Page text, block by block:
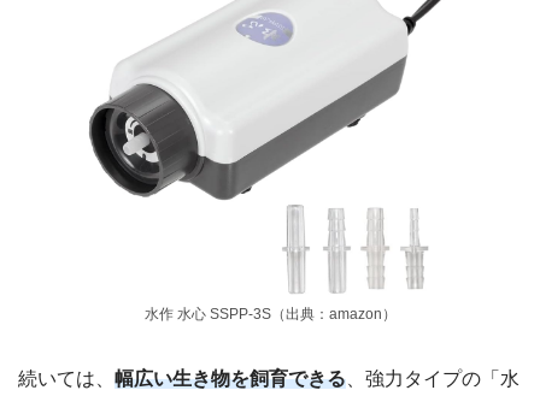
水作 水心 SSPP-3S（出典：amazon）
続いては、 幅広い生き物を飼育できる 、強力タイプの「水